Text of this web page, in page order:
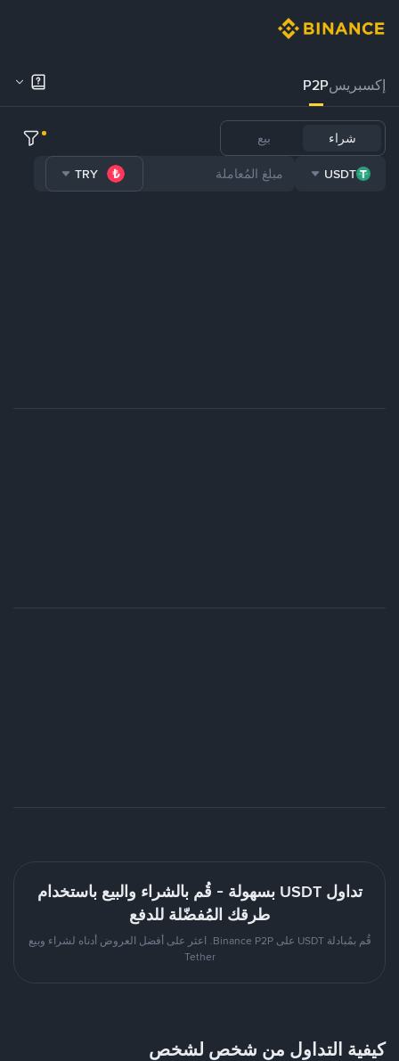
إكسبريسP2P
شراء بيع
USDT
TRY
تداول USDT بسهولة - قُم بالشراء والبيع باستخدام
طرقك المُفضّلة للدفع
قُم بمُبادلة USDT على Binance P2P. اعثر على أفضل العروض أدناه لشراء وبيع
Tether
كيفية التداول من شخص لشخص